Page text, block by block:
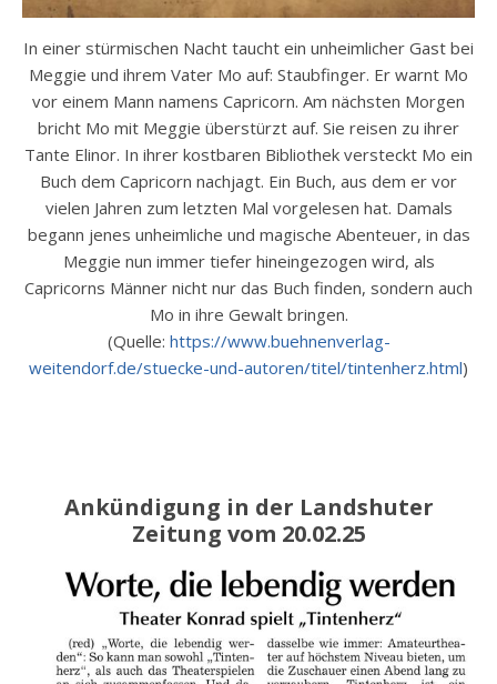
In einer stürmischen Nacht taucht ein unheimlicher Gast bei
Meggie und ihrem Vater Mo auf: Staubfinger. Er warnt Mo
vor einem Mann namens Capricorn. Am nächsten Morgen
bricht Mo mit Meggie überstürzt auf. Sie reisen zu ihrer
Tante Elinor. In ihrer kostbaren Bibliothek versteckt Mo ein
Buch dem Capricorn nachjagt. Ein Buch, aus dem er vor
vielen Jahren zum letzten Mal vorgelesen hat. Damals
begann jenes unheimliche und magische Abenteuer, in das
Meggie nun immer tiefer hineingezogen wird, als
Capricorns Männer nicht nur das Buch finden, sondern auch
Mo in ihre Gewalt bringen.
(Quelle: https://www.buehnenverlag-
weitendorf.de/stuecke-und-autoren/titel/tintenherz.html)
Ankündigung in der Landshuter
Zeitung vom 20.02.25